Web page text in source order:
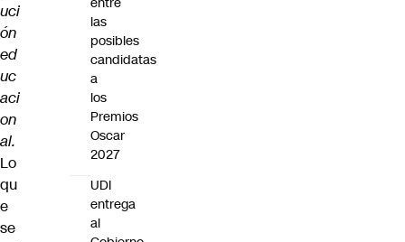
uci
ón
ed
uc
aci
on
al.
Lo
qu
e
se
las
posibles
candidatas
a
los
Premios
Oscar
2027
UDI
entrega
al